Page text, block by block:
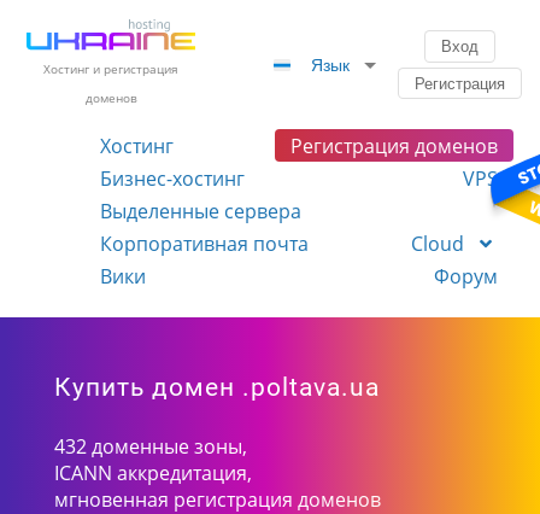
Хостинг и регистрация
доменов
Язык
Вход
Регистрация
Хостинг
Регистрация доменов
Бизнес-хостинг
VPS
Выделенные сервера
Корпоративная почта
Cloud
Вики
Форум
Купить домен .poltava.ua
432 доменные зоны,
ICANN аккредитация,
мгновенная регистрация доменов